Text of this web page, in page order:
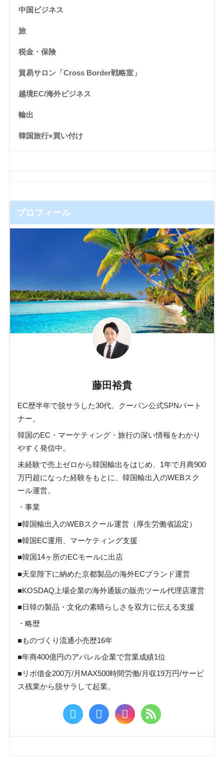
中国ビジネス
旅
税金・保険
貿易サロン「Cross Border戦略室」
越境EC/海外ビジネス
輸出
韓国旅行×買い付け
プロフィール
藤田裕貴
EC歴半年で脱サラした30代。クーパン公式SPNパート
ナー。
韓国のEC・マーケティング・旅行の深い情報をわかり
やすく発信中。
未経験で売上ゼロから韓国輸出をはじめ、1年で月商900
万円超になった経験をもとに、韓国輸出入のWEBスク
ール運営。
・事業
■韓国輸出入のWEBスクール運営（厚生労働省認定）
■韓国EC運用、マーケティング支援
■韓国14ヶ所のECモールに出店
■天皇陛下に納めた京都製品の海外ECブランド運営
■KOSDAQ上場企業の海外通販の販売ツール代理店運営
■日韓の製品・文化の素晴らしさを双方に伝える支援
・略歴
■ものづくり流通小売歴16年
■年商400億円のアパレル企業で営業成績1位
■リボ借金200万/月MAX500時間労働/月収19万円/サービ
ス残業から脱サラして起業。